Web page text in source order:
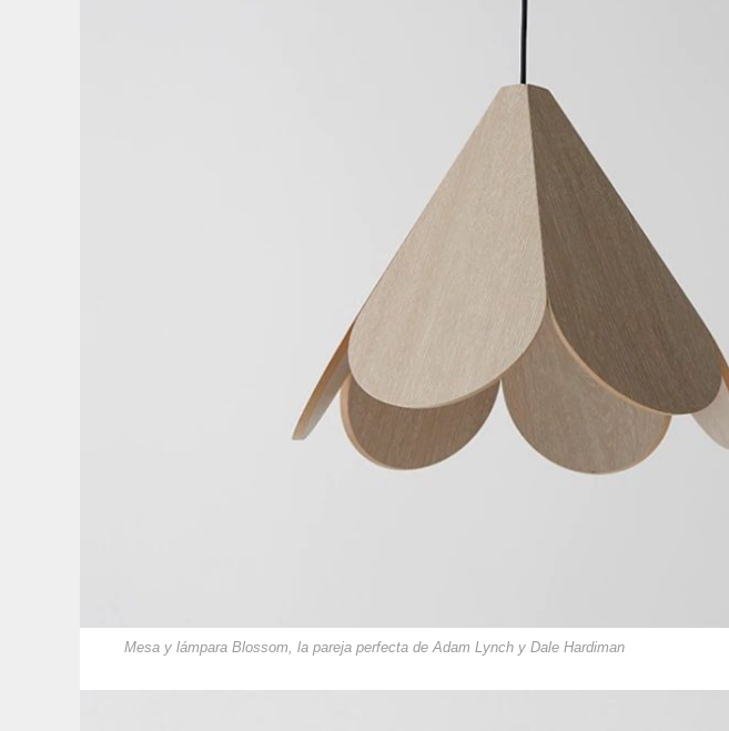
Mesa y lámpara Blossom, la pareja perfecta de Adam Lynch y Dale Hardiman